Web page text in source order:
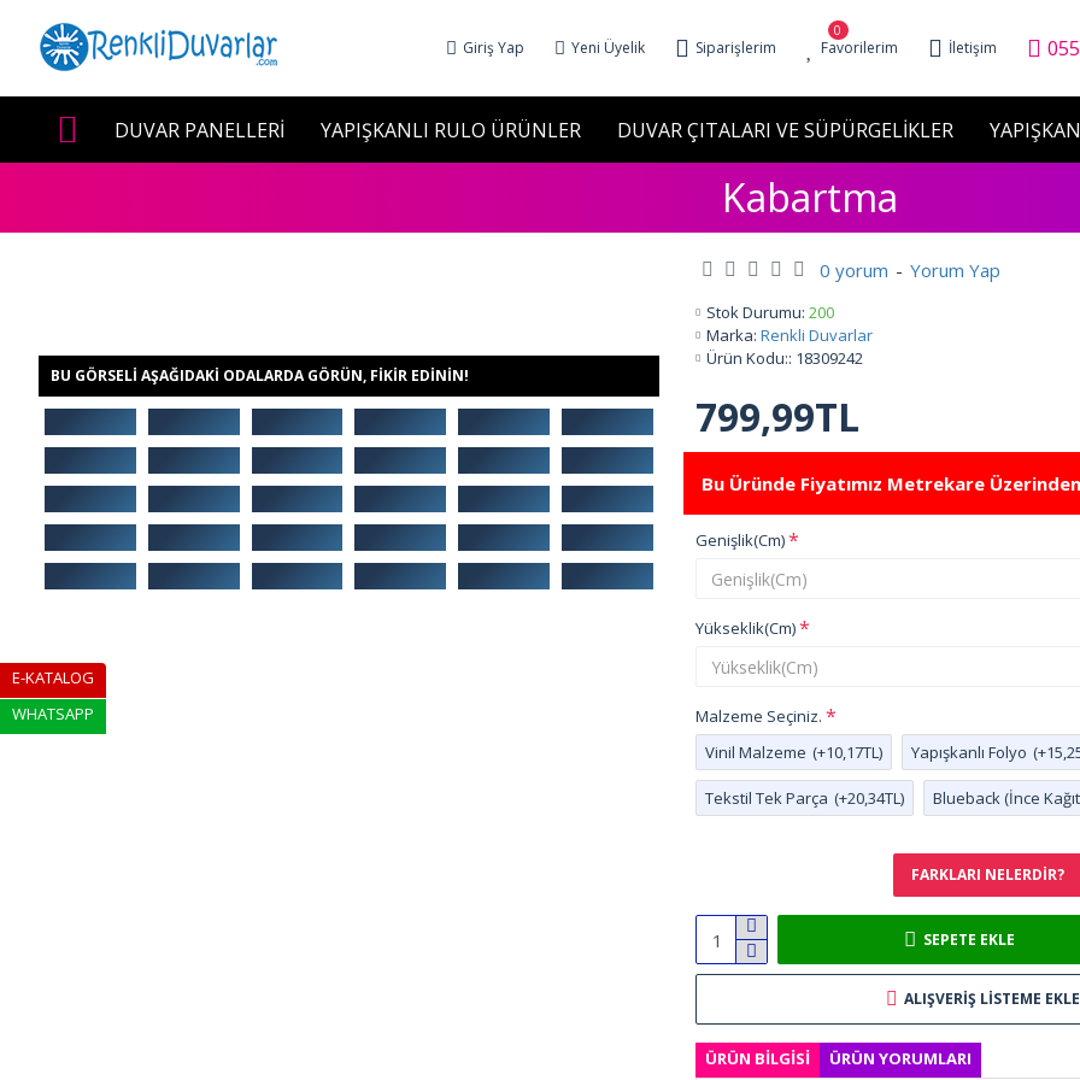
Giriş Yap Yeni Üyelik Siparişlerim Favorilerim
0
İletişim
DUVAR PANELLERİ YAPIŞKANLI RULO ÜRÜNLER DUVAR ÇITALARI VE SÜPÜRGELİKLER
Kabartma
BU GÖRSELI AŞAĞIDAKI ODALARDA GÖRÜN, FIKIR EDININ!
FARKLARI NELERDIR?
Bu Üründe Fiyatımız Metrekare
Stok Durumu: 200
Marka: Renkli Duvarlar
Ürün Kodu:: 18309242
0 yorum - Yorum Yap
799,99TL
Genişlik(Cm)
Yükseklik(Cm)
Malzeme Seçiniz.
Vinil Malzeme (+10,17TL) Yapışkanlı Folyo
Tekstil Tek Parça (+20,34TL) Blueback (İnce
SEPETE EKLE
ALIŞVERIŞ LISTEME EKLE
ÜRÜN BILGISI ÜRÜN YORUMLARI
E-KATALOG
WHATSAPP